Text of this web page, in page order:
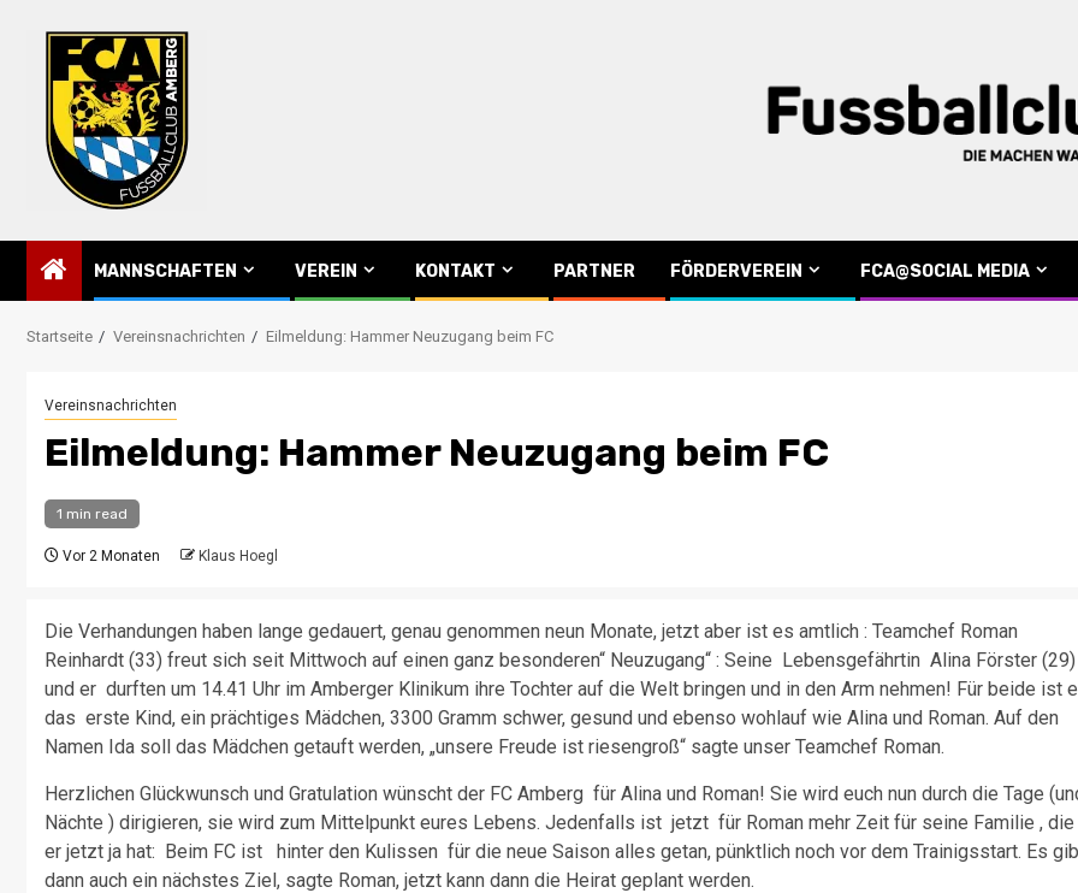
MANNSCHAFTEN VEREIN KONTAKT PARTNER FÖRDERVEREIN FCA@SOCIAL MEDIA
Startseite Vereinsnachrichten Eilmeldung: Hammer Neuzugang beim FC
Vereinsnachrichten
Eilmeldung: Hammer Neuzugang beim FC
1 min read
Vor 2 Monaten Klaus Hoegl
Die Verhandungen haben lange gedauert, genau genommen neun Monate, jetzt aber ist es amtlich : Teamchef Roman
Reinhardt (33) freut sich seit Mittwoch auf einen ganz besonderen“ Neuzugang“ : Seine Lebensgefährtin Alina Förster (29)
und er durften um 14.41 Uhr im Amberger Klinikum ihre Tochter auf die Welt bringen und in den Arm nehmen! Für beide ist
das erste Kind, ein prächtiges Mädchen, 3300 Gramm schwer, gesund und ebenso wohlauf wie Alina und Roman. Auf den
Namen Ida soll das Mädchen getauft werden, „unsere Freude ist riesengroß“ sagte unser Teamchef Roman.
Herzlichen Glückwunsch und Gratulation wünscht der FC Amberg für Alina und Roman! Sie wird euch nun durch die Tage
Nächte ) dirigieren, sie wird zum Mittelpunkt eures Lebens. Jedenfalls ist jetzt für Roman mehr Zeit für seine Familie , die
er jetzt ja hat: Beim FC ist hinter den Kulissen für die neue Saison alles getan, pünktlich noch vor dem Trainigsstart. Es
dann auch ein nächstes Ziel, sagte Roman, jetzt kann dann die Heirat geplant werden.